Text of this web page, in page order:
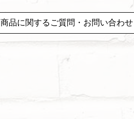
商品に関するご質問・お問い合わせ